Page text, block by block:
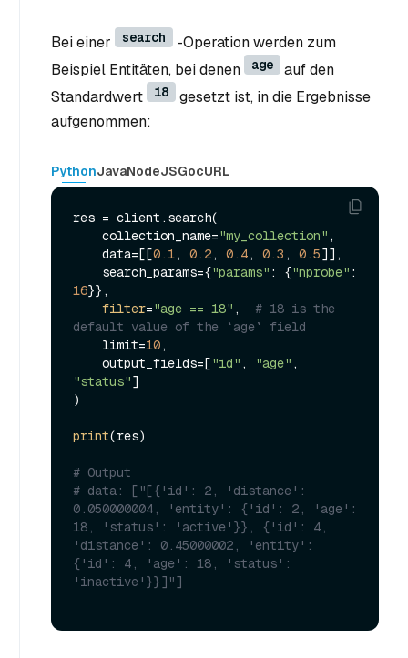
Bei einer search
-Operation werden zum
Beispiel Entitäten, bei denen
age
auf den
Standardwert
18
gesetzt ist, in die Ergebnisse
aufgenommen:
PythonJavaNodeJSGocURL
res = client.search(
    collection_name=
"my_collection" ,
    data=[[
0.1, 0.2, 0.4, 0.3 , 0.5]],
    search_params={
"params" : {"nprobe"
16}},
filter="age == 18" , # 18 is the
default value of the `age` field
    limit=
10,
    output_fields=[
"id" , "age"
"status"]
)
print(res)
# Output
# data: ["[{'id': 2, 'distance':
0.050000004, 'entity': {'id': 2, 'age':
18, 'status': 'active'}}, {'id': 4,
'distance': 0.45000002, 'entity':
{'id': 4, 'age': 18, 'status':
'inactive'}}]"]